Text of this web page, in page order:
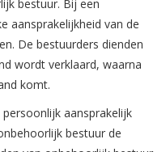
bestuur. Bij een
aansprakelijkheid van de
De bestuurders dienden
wordt verklaard, waarna
komt.
aansprakelijk
bestuur de